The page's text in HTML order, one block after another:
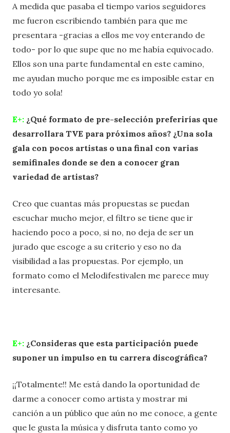
A medida que pasaba el tiempo varios seguidores
me fueron escribiendo también para que me
presentara -gracias a ellos me voy enterando de
todo- por lo que supe que no me había equivocado.
Ellos son una parte fundamental en este camino,
me ayudan mucho porque me es imposible estar en
todo yo sola!
E+: ¿Qué formato de pre-selección preferirías que
desarrollara TVE para próximos años? ¿Una sola
gala con pocos artistas o una final con varias
semifinales donde se den a conocer gran
variedad de artistas?
Creo que cuantas más propuestas se puedan
escuchar mucho mejor, el filtro se tiene que ir
haciendo poco a poco, si no, no deja de ser un
jurado que escoge a su criterio y eso no da
visibilidad a las propuestas. Por ejemplo, un
formato como el Melodifestivalen me parece muy
interesante.
E+: ¿Consideras que esta participación puede
suponer un impulso en tu carrera discográfica?
¡¡Totalmente!! Me está dando la oportunidad de
darme a conocer como artista y mostrar mi
canción a un público que aún no me conoce, a gente
que le gusta la música y disfruta tanto como yo